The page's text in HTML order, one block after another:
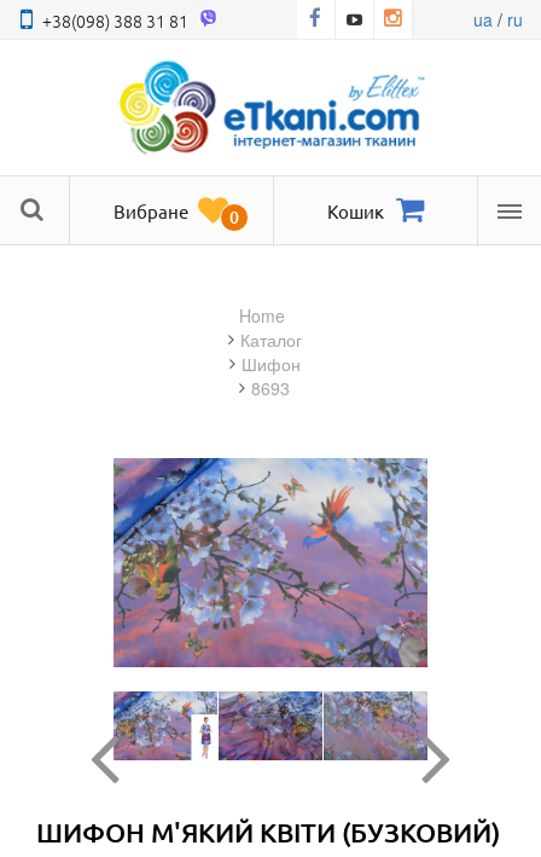
+38(098) 388 31 81 ua/ ru
Вибране 0 Кошик
Home
Каталог
шифон
8693
ШИФОН М'ЯКИЙ КВІТИ (БУЗКОВИЙ)